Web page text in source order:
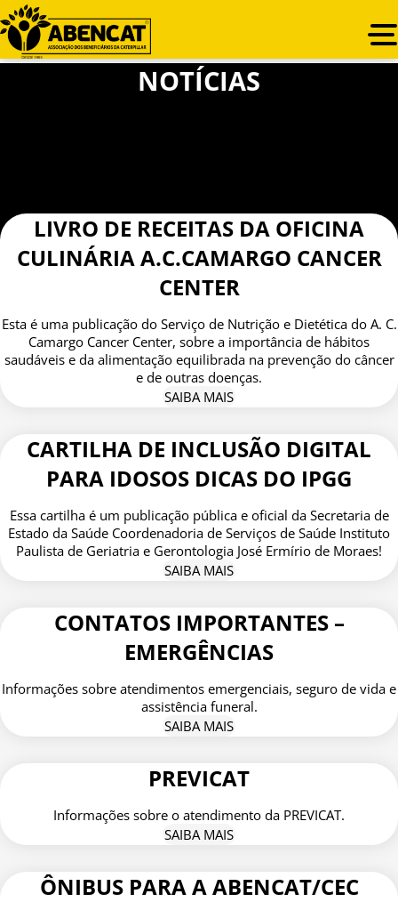
NOTÍCIAS
LIVRO DE RECEITAS DA OFICINA
CULINÁRIA A.C.CAMARGO CANCER
CENTER
Esta é uma publicação do Serviço de Nutrição e Dietética do A. C.
Camargo Cancer Center, sobre a importância de hábitos
saudáveis e da alimentação equilibrada na prevenção do câncer
e de outras doenças.
SAIBA MAIS
CARTILHA DE INCLUSÃO DIGITAL
PARA IDOSOS DICAS DO IPGG
Essa cartilha é um publicação pública e oficial da Secretaria de
Estado da Saúde Coordenadoria de Serviços de Saúde Instituto
Paulista de Geriatria e Gerontologia José Ermírio de Moraes!
SAIBA MAIS
CONTATOS IMPORTANTES –
EMERGÊNCIAS
Informações sobre atendimentos emergenciais, seguro de vida e
assistência funeral.
SAIBA MAIS
PREVICAT
Informações sobre o atendimento da PREVICAT.
SAIBA MAIS
ÔNIBUS PARA A ABENCAT/CEC